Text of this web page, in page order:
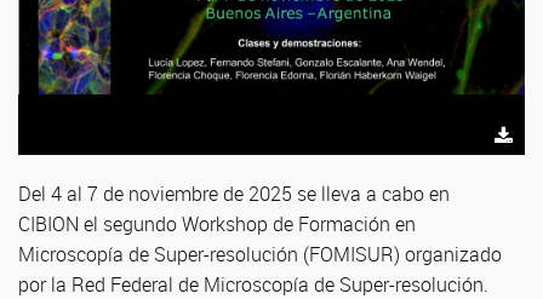
Del 4 al 7 de noviembre de 2025 se lleva a cabo en
CIBION el segundo Workshop de Formación en
Microscopía de Super-resolución (FOMISUR) organizado
por la Red Federal de Microscopía de Super-resolución.